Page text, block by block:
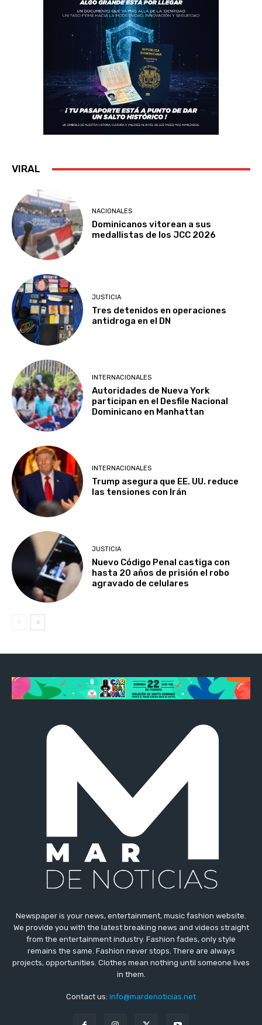
VIRAL
NACIONALES
Dominicanos vitorean a sus
medallistas de los JCC 2026
JUSTICIA
Tres detenidos en operaciones
antidroga en el DN
INTERNACIONALES
Autoridades de Nueva York
participan en el Desfile Nacional
Dominicano en Manhattan
INTERNACIONALES
Trump asegura que EE. UU. reduce
las tensiones con Irán
JUSTICIA
Nuevo Código Penal castiga con
hasta 20 años de prisión el robo
agravado de celulares
Newspaper is your news, entertainment, music fashion website.
We provide you with the latest breaking news and videos straight
from the entertainment industry. Fashion fades, only style
remains the same. Fashion never stops. There are always
projects, opportunities. Clothes mean nothing until someone lives
in them.
Contact us: info@mardenoticias.net